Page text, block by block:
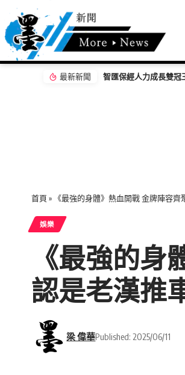
最新新聞 從經貿到公益 IEAT
首頁 » 《最強的身體》熱血開戰 金牌陣容
娛樂
《最強的
認是老漢推
梁 偉華Published: 2025/06/11